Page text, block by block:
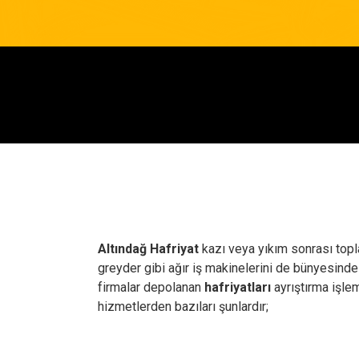
Altındağ Hafriyat kazı veya yıkım sonrası
greyder gibi ağır iş makinelerini de
firmalar depolanan hafriyatları ayrıştırma
hizmetlerden bazıları şunlardır;